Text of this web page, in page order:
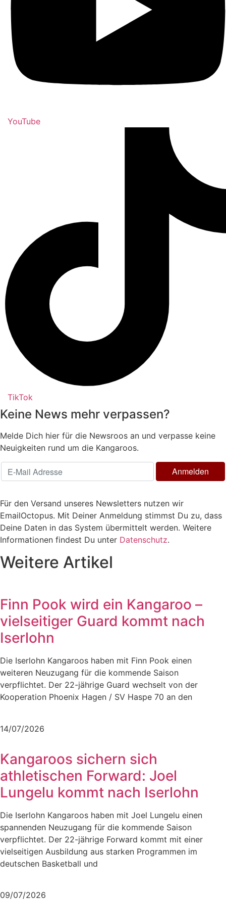
YouTube
TikTok
Keine News mehr verpassen?
Melde Dich hier für die Newsroos an und verpasse keine
Neuigkeiten rund um die Kangaroos.
Für den Versand unseres Newsletters nutzen wir
EmailOctopus. Mit Deiner Anmeldung stimmst Du zu, dass
Deine Daten in das System übermittelt werden. Weitere
Informationen findest Du unter Datenschutz.
Weitere Artikel
Finn Pook wird ein Kangaroo –
vielseitiger Guard kommt nach
Iserlohn
Die Iserlohn Kangaroos haben mit Finn Pook einen
weiteren Neuzugang für die kommende Saison
verpflichtet. Der 22-jährige Guard wechselt von der
Kooperation Phoenix Hagen / SV Haspe 70 an den
14/07/2026
Kangaroos sichern sich
athletischen Forward: Joel
Lungelu kommt nach Iserlohn
Die Iserlohn Kangaroos haben mit Joel Lungelu einen
spannenden Neuzugang für die kommende Saison
verpflichtet. Der 22-jährige Forward kommt mit einer
vielseitigen Ausbildung aus starken Programmen im
deutschen Basketball und
09/07/2026